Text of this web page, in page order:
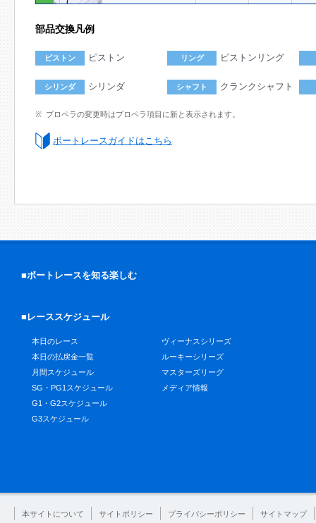
部品交換凡例
ピストン ピストン リング ピストンリング
シリンダ シリンダ シャフト クランクシャフト
プロペラの変更時はプロペラ項目に新と表示されます。
ボートレースガイドはこちら
■ボートレースを知る楽しむ
■レーススケジュール
本日のレース
本日の払戻金一覧
月間スケジュール
SG・PG1スケジュール
G1・G2スケジュール
G3スケジュール
ヴィーナスシリーズ
ルーキーシリーズ
マスターズリーグ
メディア情報
本サイトについて サイトポリシー プライバシーポリシー サイトマップ